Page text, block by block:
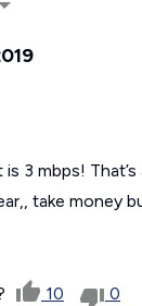
3 mbps!
take money
10 0